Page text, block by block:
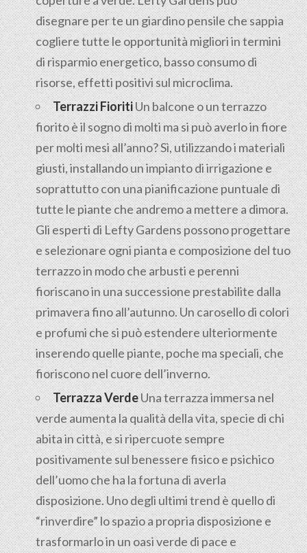
disegnare per te un giardino pensile che sappia
cogliere tutte le opportunità migliori in termini
di risparmio energetico, basso consumo di
risorse, effetti positivi sul microclima.
Terrazzi FioritiUn balcone o un terrazzo
fiorito è il sogno di molti ma si può averlo in fiore
per molti mesi all’anno? Sì, utilizzando i materiali
giusti, installando un impianto di irrigazione e
soprattutto con una pianificazione puntuale di
tutte le piante che andremo a mettere a dimora.
Gli esperti di Lefty Gardens possono progettare
e selezionare ogni pianta e composizione del tuo
terrazzo in modo che arbusti e perenni
fioriscano in una successione prestabilite dalla
primavera fino all’autunno. Un carosello di colori
e profumi che si può estendere ulteriormente
inserendo quelle piante, poche ma speciali, che
fioriscono nel cuore dell’inverno.
Terrazza VerdeUna terrazza immersa nel
verde aumenta la qualità della vita, specie di chi
abita in città, e si ripercuote sempre
positivamente sul benessere fisico e psichico
dell’uomo che ha la fortuna di averla
disposizione. Uno degli ultimi trend è quello di
“rinverdire” lo spazio a propria disposizione e
trasformarlo in un oasi verde di pace e